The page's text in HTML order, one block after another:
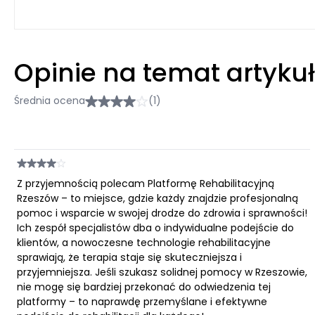
Opinie na temat
Średnia ocena (1)
Z przyjemnością polecam Platformę Rehabilitacyjną
Rzeszów – to miejsce, gdzie każdy znajdzie profesjonalną
pomoc i wsparcie w swojej drodze do zdrowia i sprawności!
Ich zespół specjalistów dba o indywidualne podejście do
klientów, a nowoczesne technologie rehabilitacyjne
sprawiają, że terapia staje się skuteczniejsza i
przyjemniejsza. Jeśli szukasz solidnej pomocy w Rzeszowie,
nie mogę się bardziej przekonać do odwiedzenia tej
platformy – to naprawdę przemyślane i efektywne